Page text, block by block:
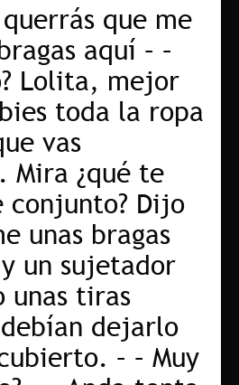
que me
aquí – –
Lolita, mejor
toda la ropa
vas
Mira ¿qué te
conjunto? Dijo
unas bragas
un sujetador
unas tiras
dejarlo
– – Muy